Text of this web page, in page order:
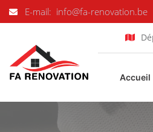
E-mail: info@fa-renovation.be
Accueil